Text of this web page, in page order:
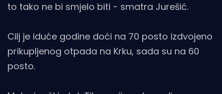
to tako ne bi smjelo biti - smatra Jurešić.
Cilj je iduće godine doći na 70 posto izdvojeno
prikupljenog otpada na Krku, sada su na 60
posto.